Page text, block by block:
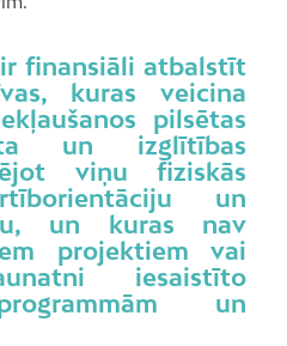
finansiāli atbalstīt
kuras veicina
pilsētas
un izglītības
viņu fiziskās
un
un kuras nav
projektiem vai
iesaistīto
un